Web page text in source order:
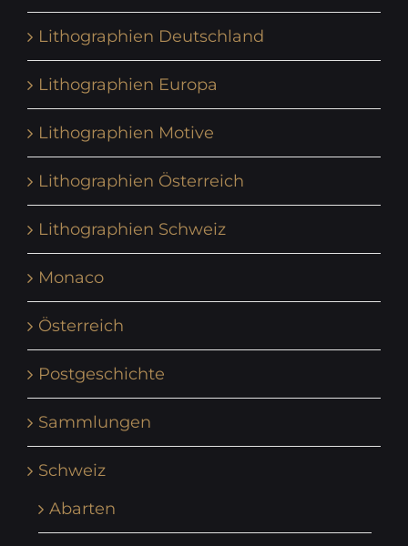
Lithographien Deutschland
Lithographien Europa
Lithographien Motive
Lithographien Österreich
Lithographien Schweiz
Monaco
Österreich
Postgeschichte
Sammlungen
Schweiz
Abarten